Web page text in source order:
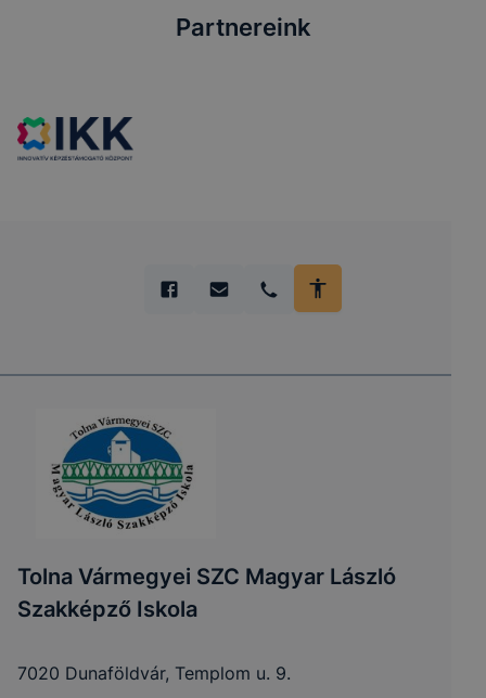
Partnereink
Tolna Vármegyei SZC Magyar László
Szakképző Iskola
7020 Dunaföldvár, Templom u. 9.